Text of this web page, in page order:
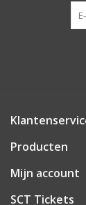
Producten
Mijn account
SCT Tickets